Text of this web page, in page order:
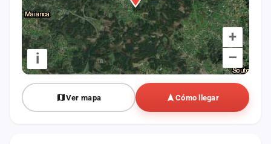
+
–
i
Ver mapa Cómo llegar